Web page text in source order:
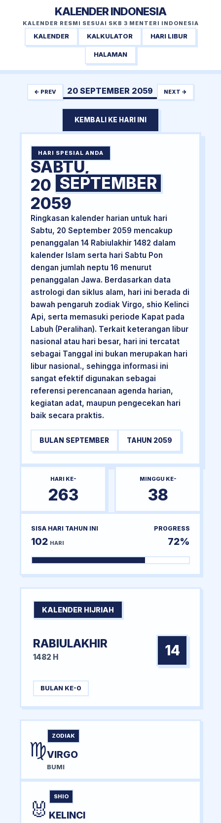
KALENDER INDONESIA
KALENDER RESMI SESUAI SKB 3 MENTERI INDONESIA
KALENDER KALKULATOR HARI LIBUR
HALAMAN
← PREV 20 SEPTEMBER 2059 NEXT →
KEMBALI KE HARI INI
HARI SPESIAL ANDA
SABTU,
20 SEPTEMBER
2059
Ringkasan kalender harian untuk hari
Sabtu, 20 September 2059 mencakup
penanggalan 14 Rabiulakhir 1482 dalam
kalender Islam serta hari Sabtu Pon
dengan jumlah neptu 16 menurut
penanggalan Jawa. Berdasarkan data
astrologi dan siklus alam, hari ini berada di
bawah pengaruh zodiak Virgo, shio Kelinci
Api, serta memasuki periode Kapat pada
Labuh (Peralihan). Terkait keterangan libur
nasional atau hari besar, hari ini tercatat
sebagai Tanggal ini bukan merupakan hari
libur nasional., sehingga informasi ini
sangat efektif digunakan sebagai
referensi perencanaan agenda harian,
kegiatan adat, maupun pengecekan hari
baik secara praktis.
BULAN SEPTEMBER TAHUN 2059
HARI KE-
263
MINGGU KE-
38
SISA HARI TAHUN INI
102 HARI
PROGRESS
72%
KALENDER HIJRIAH
RABIULAKHIR
1482 H 14
BULAN KE-0
♍
ZODIAK
VIRGO
BUMI
🐰
SHIO
KELINCI